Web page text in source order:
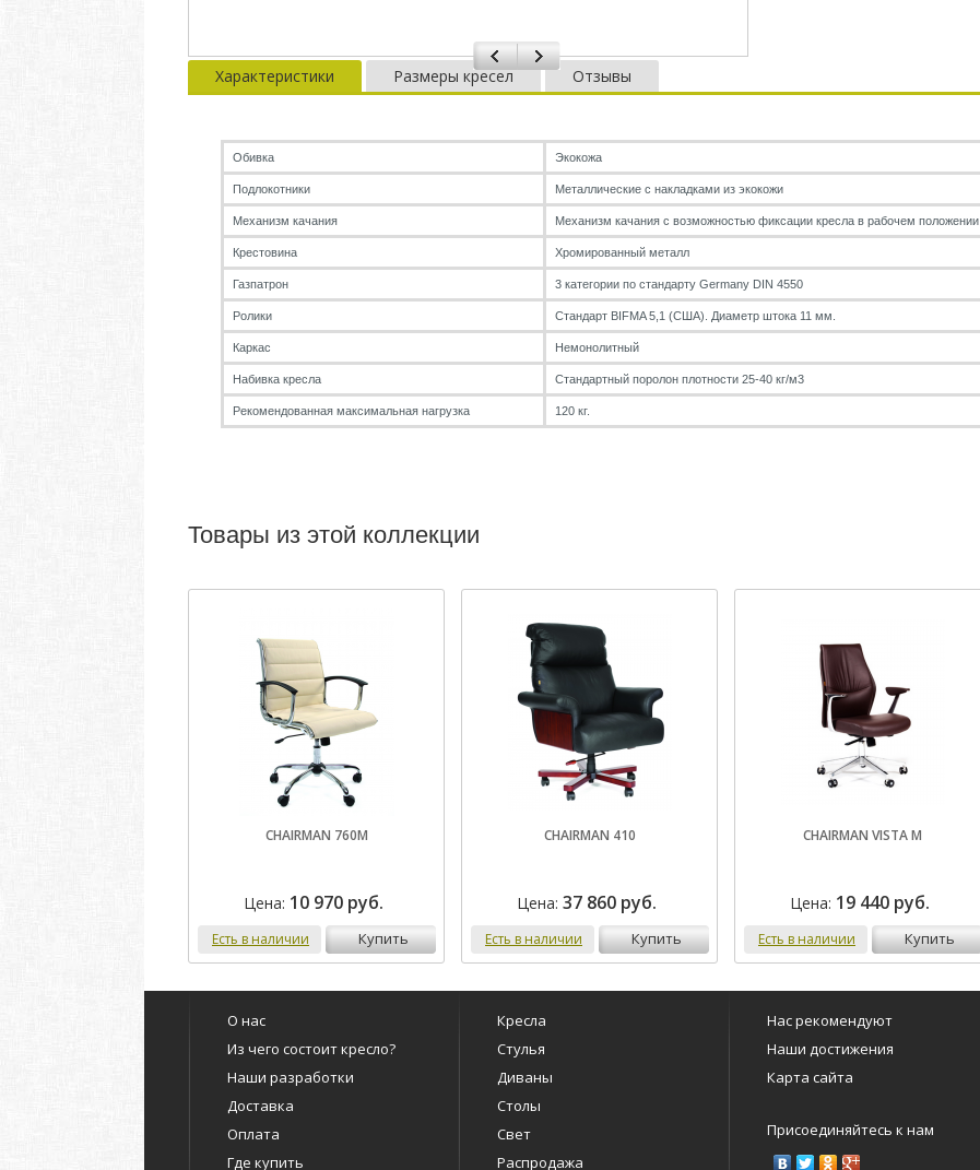
Характеристики Размеры кресел Отзывы
Обивка Экокожа
Подлокотники Металлические с накладками из экокожи
Механизм качания Механизм качания с возможностью фиксации кресла в рабочем положении
Крестовина Хромированный металл
Газпатрон 3 категории по стандарту Germany DIN 4550
Ролики Стандарт BIFMA 5,1 (США). Диаметр штока 11 мм.
Каркас Немонолитный
Набивка кресла Стандартный поролон плотности 25-40 кг/м3
Рекомендованная максимальная нагрузка 120 кг.
Товары из этой коллекции
CHAIRMAN 760M
Цена: 10 970 руб.
Есть в наличии купить
CHAIRMAN 410
Цена: 37 860 руб.
Есть в наличии купить
CHAIRMAN VISTA M
Цена: 19 440 руб.
Есть в наличии купить
О нас
Из чего состоит кресло?
Наши разработки
Доставка
Оплата
Где купить
Кресла
Стулья
Диваны
Столы
Свет
Распродажа
Нас рекомендуют
Наши достижения
Карта сайта
Присоединяйтесь к нам